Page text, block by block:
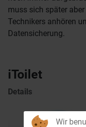
muss sich später
Technikers anhören
Datensicherung.
iToilet
Details
Wir